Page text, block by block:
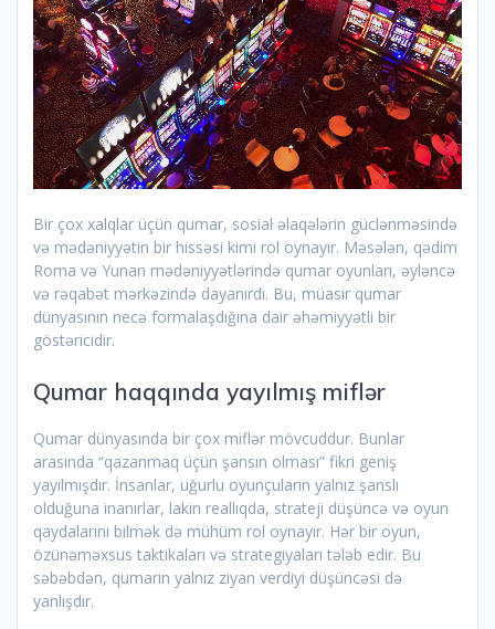
Bir çox xalqlar üçün qumar, sosial əlaqələrin güclənməsində
və mədəniyyətin bir hissəsi kimi rol oynayır. Məsələn, qədim
Roma və Yunan mədəniyyətlərində qumar oyunları, əyləncə
və rəqabət mərkəzində dayanırdı. Bu, müasir qumar
dünyasının necə formalaşdığına dair əhəmiyyətli bir
göstəricidir.
Qumar haqqında yayılmış miflər
Qumar dünyasında bir çox miflər mövcuddur. Bunlar
arasında “qazanmaq üçün şansın olması” fikri geniş
yayılmışdır. İnsanlar, uğurlu oyunçuların yalnız şanslı
olduğuna inanırlar, lakin reallıqda, strateji düşüncə və oyun
qaydalarını bilmək də mühüm rol oynayır. Hər bir oyun,
özünəməxsus taktikaları və strategiyaları tələb edir. Bu
səbəbdən, qumarın yalnız ziyan verdiyi düşüncəsi də
yanlışdır.